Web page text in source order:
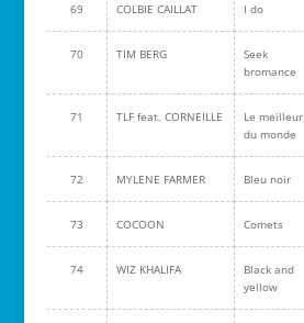
69 COLBIE CAILLAT I do
70 TIM BERG
Seek
bromance
71 TLF feat. CORNEILLE
Le meilleur
du monde
72 MYLENE FARMER Bleu noir
73 COCOON Comets
74 WIZ KHALIFA
Black and
yellow